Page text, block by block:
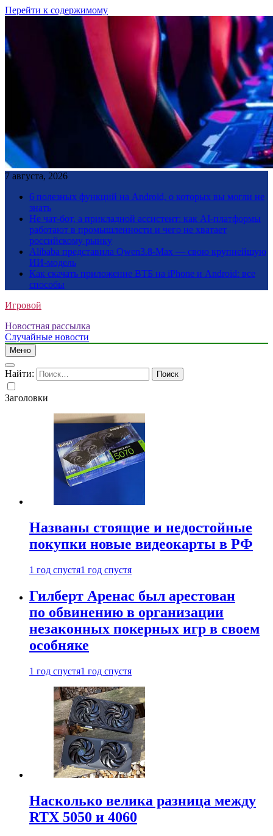
Перейти к содержимому
7 августа, 2026
6 полезных функций на Android, о которых вы могли не
знать
Не чат-бот, а прикладной ассистент: как AI-платформы
работают в промышленности и чего не хватает
российскому рынку
Alibaba представила Qwen3.8-Max — свою крупнейшую
ИИ-модель
Как скачать приложение ВТБ на iPhone и Android: все
способы
Игровой
Новостная рассылка
Случайные новости
Меню
Найти:
Заголовки
Названы стоящие и недостойные
покупки новые видеокарты в РФ
1 год спустя1 год спустя
Гилберт Аренас был арестован
по обвинению в организации
незаконных покерных игр в своем
особняке
1 год спустя1 год спустя
Насколько велика разница между
RTX 5050 и 4060